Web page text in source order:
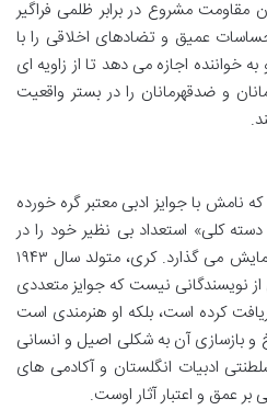
مقاومت مشروع در برابر ظلمی فراگیر
عمیق و تضادهای اخلاقی را با
خواننده اجازه می دهد تا از زاویه ای
و ضدقهرمانان را در بستر واقعیت
نامش با جوایز ادبی معتبر گره خورده
کلی» استعداد بی نظیر خود را در
خلق روایتی زنده و تأثیرگذار به نمایش می گذارد. کری، متولد سال ۱۹۴۳
از نویسندگانی نیست که جوایز متعددی
کرده است، بلکه او هنرمندی است
و بازسازی آن به شکلی اصیل و انسانی
ادبیات انگلستان و آکادمی های
عمق و اعتبار آثار اوست.